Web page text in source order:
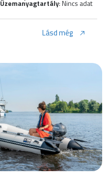
Üzemanyagtartály: Nincs adat
Lásd még